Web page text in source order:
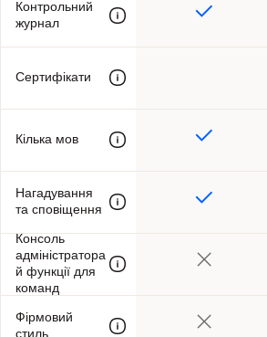
Контрольний
журнал
Сертифікати
Кілька мов
Нагадування
та сповіщення
Консоль
адміністратора
й функції для
команд
Фірмовий